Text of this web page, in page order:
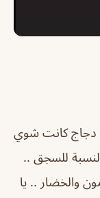
دجاج كانت شوي
للسجق ..
والخضار .. يا